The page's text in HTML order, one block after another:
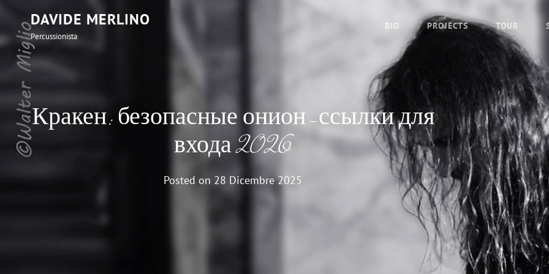
DAVIDE MERLINO
Percussionista
BIO PROJECTS TOUR
Кракен: безопасные онион-ссылки для
входа 2026
Posted on 28 Dicembre 2025